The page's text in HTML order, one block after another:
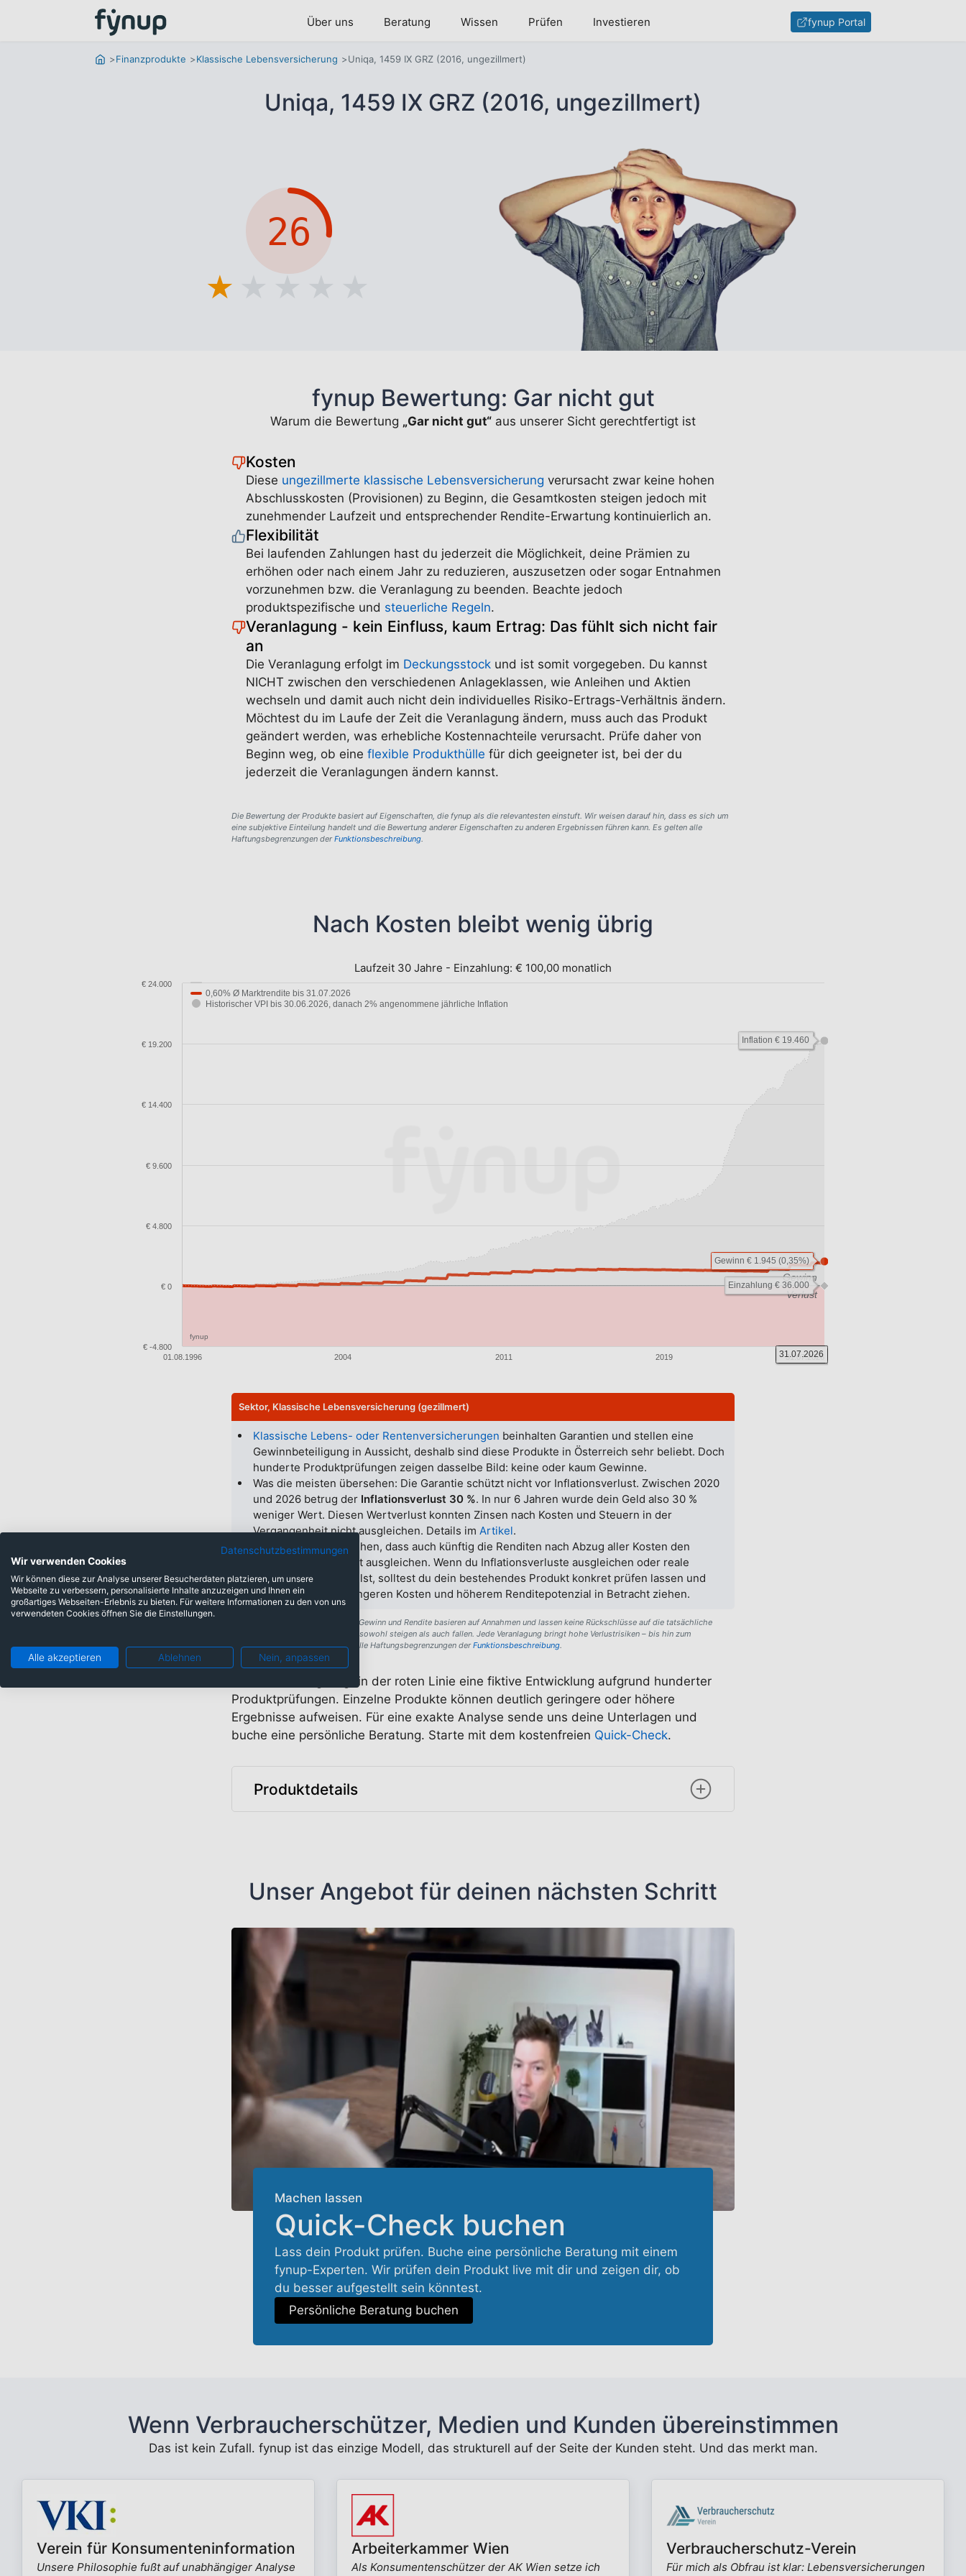
Über uns Beratung Wissen Prüfen Investieren fynup Portal
Finanzprodukte Klassische Lebensversicherung Uniqa, 1459 IX GRZ (2016, ungezillmert)
Uniqa, 1459 IX GRZ (2016, ungezillmert)
26
★
fynup Bewertung: Gar nicht gut
Warum die Bewertung „Gar nicht gut“ aus unserer Sicht gerechtfertigt ist
Kosten
Diese ungezillmerte klassische Lebensversicherung verursacht zwar keine hohen
Abschlusskosten (Provisionen) zu Beginn, die Gesamtkosten steigen jedoch mit
zunehmender Laufzeit und entsprechender Rendite-Erwartung kontinuierlich an.
Flexibilität
Bei laufenden Zahlungen hast du jederzeit die Möglichkeit, deine Prämien zu
erhöhen oder nach einem Jahr zu reduzieren, auszusetzen oder sogar Entnahmen
vorzunehmen bzw. die Veranlagung zu beenden. Beachte jedoch
produktspezifische und steuerliche Regeln.
Veranlagung - kein Einfluss, kaum Ertrag: Das fühlt sich nicht fair
an
Die Veranlagung erfolgt im Deckungsstock und ist somit vorgegeben. Du kannst
NICHT zwischen den verschiedenen Anlageklassen, wie Anleihen und Aktien
wechseln und damit auch nicht dein individuelles Risiko-Ertrags-Verhältnis ändern.
Möchtest du im Laufe der Zeit die Veranlagung ändern, muss auch das Produkt
geändert werden, was erhebliche Kostennachteile verursacht. Prüfe daher von
Beginn weg, ob eine flexible Produkthülle für dich geeigneter ist, bei der du
jederzeit die Veranlagungen ändern kannst.
Die Bewertung der Produkte basiert auf Eigenschaften, die fynup als die relevantesten einstuft. Wir weisen darauf hin, dass es sich um
eine subjektive Einteilung handelt und die Bewertung anderer Eigenschaften zu anderen Ergebnissen führen kann. Es gelten alle
Haftungsbegrenzungen derFunktionsbeschreibung.
Nach Kosten bleibt wenig übrig
Laufzeit 30 Jahre - Einzahlung: € 100,00 monatlich
Gewinn
Verlust
fynup
0,60% Ø Marktrendite bis 31.07.2026
Historischer VPI bis 30.06.2026, danach 2% angenommene jährliche Inflation
01.08.1996 2004 2011 2019 31.07.2026
€ -4.800
€ 0
€ 4.800
€ 9.600
€ 14.400
€ 19.200
€ 24.000
31.07.2026
Einzahlung € 36.000
Gewinn € 1.945 (0,35%)
Inflation € 19.460
Sektor, Klassische Lebensversicherung (gezillmert)
Klassische Lebens- oder Rentenversicherungen beinhalten Garantien und stellen eine
Gewinnbeteiligung in Aussicht, deshalb sind diese Produkte in Österreich sehr beliebt. Doch
hunderte Produktprüfungen zeigen dasselbe Bild: keine oder kaum Gewinne.
Was die meisten übersehen: Die Garantie schützt nicht vor Inflationsverlust. Zwischen 2020
und 2026 betrug der Inflationsverlust 30 %. In nur 6 Jahren wurde dein Geld also 30 %
weniger Wert. Diesen Wertverlust konnten Zinsen nach Kosten und Steuern in der
Vergangenheit nicht ausgleichen. Details im Artikel.
Es ist davon auszugehen, dass auch künftig die Renditen nach Abzug aller Kosten den
Inflationsverlust nicht ausgleichen. Wenn du Inflationsverluste ausgleichen oder reale
Gewinne erzielen willst, solltest du dein bestehendes Produkt konkret prüfen lassen und
Alternativen mit geringeren Kosten und höherem Renditepotenzial in Betracht ziehen.
Berechnungen und Aussagen über Gewinn und Rendite basieren auf Annahmen und lassen keine Rückschlüsse auf die tatsächliche
Wertentwicklung zu. Kurse können sowohl steigen als auch fallen. Jede Veranlagung bringt hohe Verlustrisiken – bis hin zum
Totalverlust – mit sich. Es gelten alle Haftungsbegrenzungen derFunktionsbeschreibung.
Die Berechnung zeigt in der roten Linie eine fiktive Entwicklung aufgrund hunderter
Produktprüfungen. Einzelne Produkte können deutlich geringere oder höhere
Ergebnisse aufweisen. Für eine exakte Analyse sende uns deine Unterlagen und
buche eine persönliche Beratung. Starte mit dem kostenfreien Quick-Check.
Produktdetails
Unser Angebot für deinen nächsten Schritt
Machen lassen
Quick-Check buchen
Lass dein Produkt prüfen. Buche eine persönliche Beratung mit einem
fynup-Experten. Wir prüfen dein Produkt live mit dir und zeigen dir, ob
du besser aufgestellt sein könntest.
Persönliche Beratung buchen
Wenn Verbraucherschützer, Medien und Kunden übereinstimmen
Das ist kein Zufall. fynup ist das einzige Modell, das strukturell auf der Seite der Kunden steht. Und das merkt man.
Verein für Konsumenteninformation
Unsere Philosophie fußt auf unabhängiger Analyse
Arbeiterkammer Wien
Als Konsumentenschützer der AK Wien setze ich
Verbraucherschutz-Verein
Für mich als Obfrau ist klar: Lebensversicherungen
Datenschutzbestimmungen
Wir verwenden Cookies
Wir können diese zur Analyse unserer Besucherdaten platzieren, um unsere
Webseite zu verbessern, personalisierte Inhalte anzuzeigen und Ihnen ein
großartiges Webseiten-Erlebnis zu bieten. Für weitere Informationen zu den von uns
verwendeten Cookies öffnen Sie die Einstellungen.
Alle akzeptieren Ablehnen Nein, anpassen